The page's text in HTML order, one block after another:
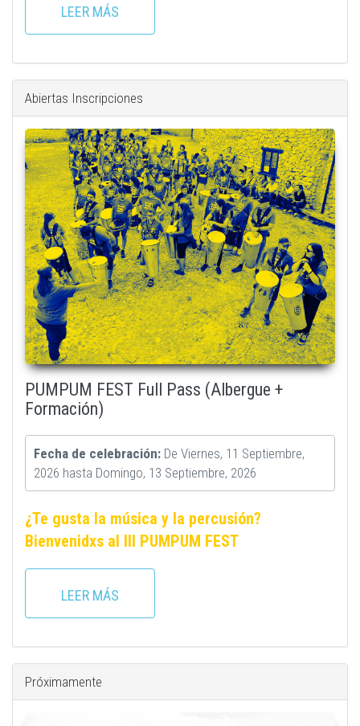
LEER MÁS
Abiertas Inscripciones
plaza_con_uxua.jpeg
PUMPUM FEST Full Pass (Albergue +
Formación)
Fecha de celebración: De Viernes, 11 Septiembre,
2026 hasta Domingo, 13 Septiembre, 2026
¿Te gusta la música y la percusión?
Bienvenidxs al III PUMPUM FEST
LEER MÁS
Próximamente